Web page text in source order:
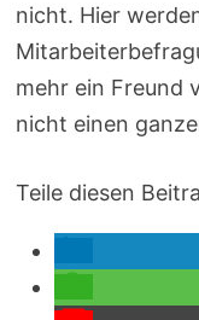
nicht. Hier
mehr ein Freund
nicht einen
Teile diesen